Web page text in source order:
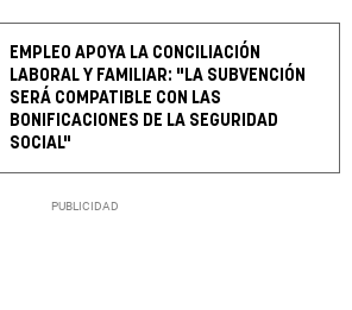
EMPLEO APOYA LA CONCILIACIÓN
LABORAL Y FAMILIAR: "LA SUBVENCIÓN
SERÁ COMPATIBLE CON LAS
BONIFICACIONES DE LA SEGURIDAD
SOCIAL"